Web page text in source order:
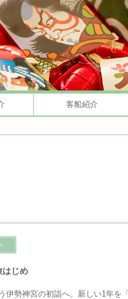
客船紹介
はじめ
伊勢神宮の初詣へ。新しい1年を